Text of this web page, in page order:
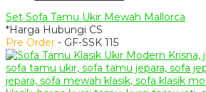
Set Sofa Tamu Ukir Mewah Mallorca
*Harga Hubungi CS
Pre Order - GF-SSK 115